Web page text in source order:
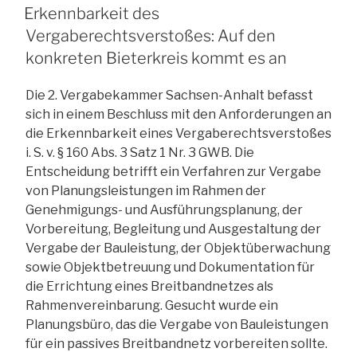
müssen
nicht
gerügt
AM
Erkennbarkeit des
Vergaberechtsverstoßes: Auf den
konkreten Bieterkreis kommt es an
Die 2. Vergabekammer Sachsen-Anhalt befasst
sich in einem Beschluss mit den Anforderungen an
die Erkennbarkeit eines Vergaberechtsverstoßes
i. S. v. § 160 Abs. 3 Satz 1 Nr. 3 GWB. Die
Entscheidung betrifft ein Verfahren zur Vergabe
von Planungsleistungen im Rahmen der
Genehmigungs- und Ausführungsplanung, der
Vorbereitung, Begleitung und Ausgestaltung der
Vergabe der Bauleistung, der Objektüberwachung
sowie Objektbetreuung und Dokumentation für
die Errichtung eines Breitbandnetzes als
Rahmenvereinbarung. Gesucht wurde ein
Planungsbüro, das die Vergabe von Bauleistungen
für ein passives Breitbandnetz vorbereiten sollte.